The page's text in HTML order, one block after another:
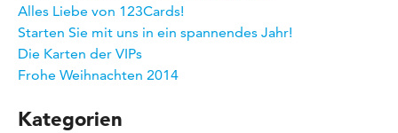
Alles Liebe von 123Cards!
Starten Sie mit uns in ein spannendes Jahr!
Die Karten der VIPs
Frohe Weihnachten 2014
Kategorien